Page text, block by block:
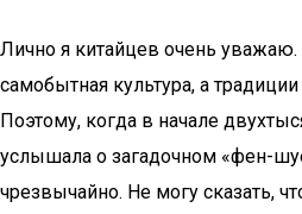
Лично я китайцев очень уважаю.
самобытная культура, а
Поэтому, когда в начале
услышала о загадочном «фен-
чрезвычайно. Не могу сказать,